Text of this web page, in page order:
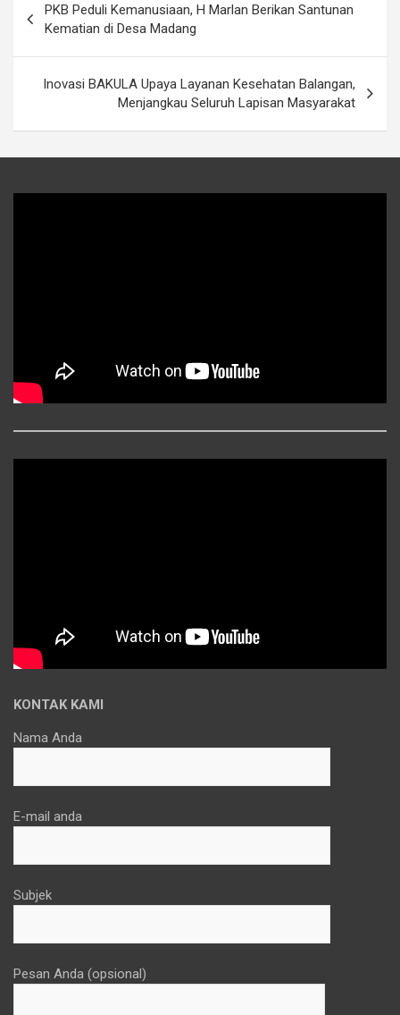
pos
PKB Peduli Kemanusiaan, H Marlan Berikan Santunan
Kematian di Desa Madang
Inovasi BAKULA Upaya Layanan Kesehatan Balangan,
Menjangkau Seluruh Lapisan Masyarakat
KONTAK KAMI
Nama Anda
E-mail anda
Subjek
Pesan Anda (opsional)